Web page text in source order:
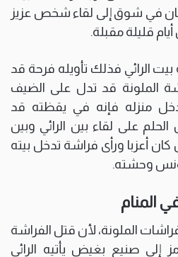
في شوق إلى لقاء شخص عزيز
قليلة مقبلة.
بيت الرائي فذلك تأويله فرحة قد
الملونة قد تدل على الضيف
منزله فإنه في يقظته قد
على لقاء بين الرائي وبين
أعزبا ورأى فراشة تدخل بيته
تؤنس وحشته.
المنام
الملونة، لأن قتل الفراشة
إلى صنيع بغيض يأتيه الرائي